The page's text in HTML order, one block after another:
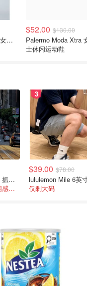
Essentials Script 女士V领T恤
$52.00 $130.00
Palermo Moda Xtra
士休闲运动鞋
Unity Fitz Uprisal 抓绒卫衣
黄金码还在！氛围感之神
3
$39.00 $78.00
仅剩大码